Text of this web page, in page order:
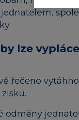
lze
řečeno
odměny